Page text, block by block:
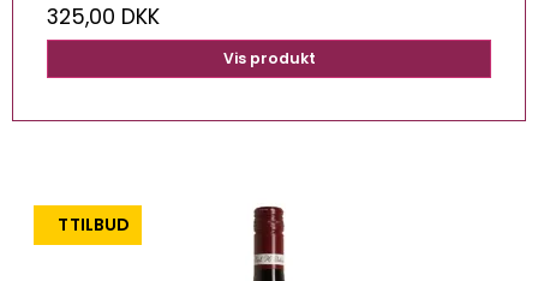
325,00 DKK
Vis produkt
TILBUD